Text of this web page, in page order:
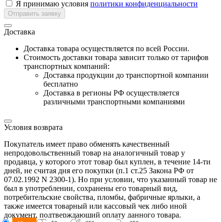
Я принимаю условия политики конфиденциальности
Отправить заявку
Доставка
Доставка товара осуществляется по всей России.
Cтоимость доставки товара зависит только от тарифов
транспортных компаний:
Доставка продукции до транспортной компании
бесплатно
Доставка в регионы РФ осуществляется
различными транспортными компаниями
Условия возврата
Покупатель имеет право обменять качественный
непродовольственный товар на аналогичный товар у
продавца, у которого этот товар был куплен, в течение 14-ти
дней, не считая дня его покупки (п.1 ст.25 Закона РФ от
07.02.1992 N 2300-1). Но при условии, что указанный товар не
был в употреблении, сохранены его товарный вид,
потребительские свойства, пломбы, фабричные ярлыки, а
также имеется товарный или кассовый чек либо иной
документ, подтверждающий оплату данного товара.